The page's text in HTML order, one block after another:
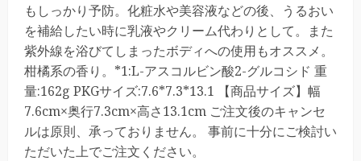
もしっかり予防。化粧水や美容液などの後、うるおい
を補給したい時に乳液やクリーム代わりとして。また
紫外線を浴びてしまったボディへの使用もオススメ。
柑橘系の香り。*1:L-アスコルビン酸2-グルコシド 重
量:162g PKGサイズ:7.6*7.3*13.1 【商品サイズ】幅
7.6cm×奥行7.3cm×高さ13.1cm ご注文後のキャンセ
ルは原則、承っておりません。 事前に十分にご検討い
ただいた上でご注文ください。